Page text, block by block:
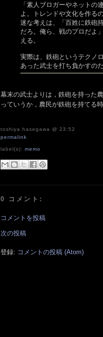
「素人ブロガーやネットの
よ。トレンドや文化を作る
迷な考えは、「百姓に鉄砲
だろ。俺ら、戦のプロだよ
える。
実際は、鉄砲というテクノ
あった武士を打ち負かすのだ
幕末の武士よりは，鉄砲を持った
っていうか，農民が鉄砲を持てる
toshiya hasegawa @ 23:52
permalink
label(s):memo
0 コメント:
コメントを投稿
次の投稿
登録: コメントの投稿 (Atom)